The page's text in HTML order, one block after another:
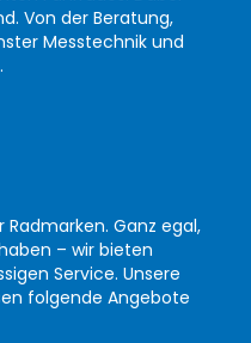
Von der Beratung,
Messtechnik und
Ganz egal,
– wir bieten
Service. Unsere
folgende Angebote